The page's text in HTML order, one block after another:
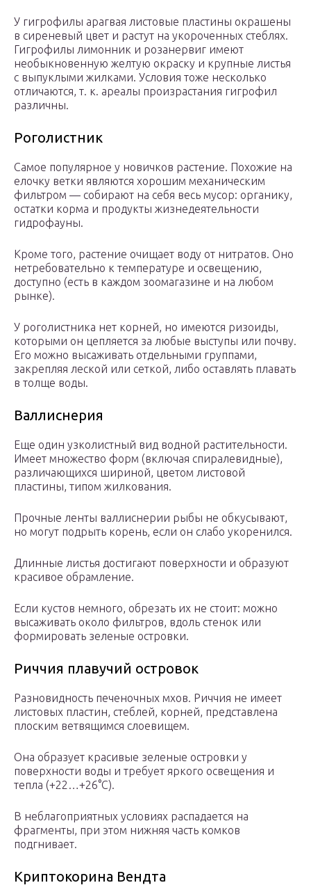
У гигрофилы арагвая листовые пластины окрашены
в сиреневый цвет и растут на укороченных стеблях.
Гигрофилы лимонник и розанервиг имеют
необыкновенную желтую окраску и крупные листья
с выпуклыми жилками. Условия тоже несколько
отличаются, т. к. ареалы произрастания гигрофил
различны.
Роголистник
Самое популярное у новичков растение. Похожие на
елочку ветки являются хорошим механическим
фильтром — собирают на себя весь мусор: органику,
остатки корма и продукты жизнедеятельности
гидрофауны.
Кроме того, растение очищает воду от нитратов. Оно
нетребовательно к температуре и освещению,
доступно (есть в каждом зоомагазине и на любом
рынке).
У роголистника нет корней, но имеются ризоиды,
которыми он цепляется за любые выступы или почву.
Его можно высаживать отдельными группами,
закрепляя леской или сеткой, либо оставлять плавать
в толще воды.
Валлиснерия
Еще один узколистный вид водной растительности.
Имеет множество форм (включая спиралевидные),
различающихся шириной, цветом листовой
пластины, типом жилкования.
Прочные ленты валлиснерии рыбы не обкусывают,
но могут подрыть корень, если он слабо укоренился.
Длинные листья достигают поверхности и образуют
красивое обрамление.
Если кустов немного, обрезать их не стоит: можно
высаживать около фильтров, вдоль стенок или
формировать зеленые островки.
Риччия плавучий островок
Разновидность печеночных мхов. Риччия не имеет
листовых пластин, стеблей, корней, представлена
плоским ветвящимся слоевищем.
Она образует красивые зеленые островки у
поверхности воды и требует яркого освещения и
тепла (+22…+26°С).
В неблагоприятных условиях распадается на
фрагменты, при этом нижняя часть комков
подгнивает.
Криптокорина Вендта